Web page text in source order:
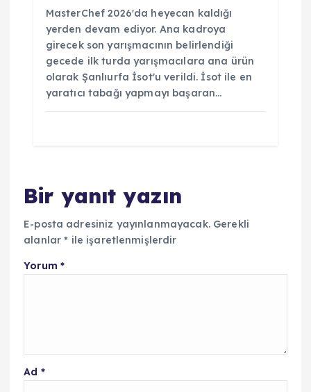
MasterChef 2026'da heyecan kaldığı
yerden devam ediyor. Ana kadroya
girecek son yarışmacının belirlendiği
gecede ilk turda yarışmacılara ana ürün
olarak Şanlıurfa İsot'u verildi. İsot ile en
yaratıcı tabağı yapmayı başaran…
Bir yanıt yazın
E-posta adresiniz yayınlanmayacak. Gerekli
alanlar* ile işaretlenmişlerdir
Yorum *
Ad *